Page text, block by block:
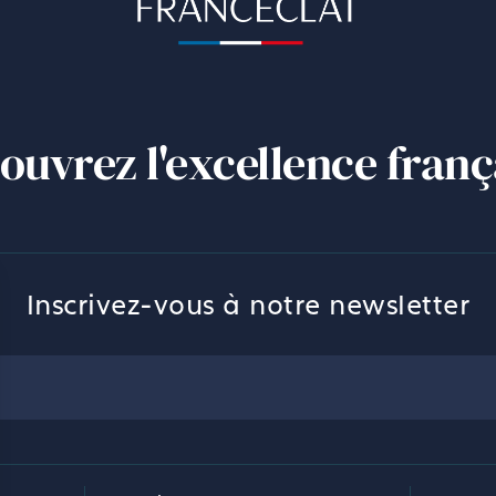
l'excellence
Inscrivez-vous à notre newsletter